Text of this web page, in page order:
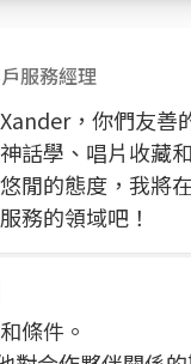
服務經理
，你們友
話學、唱片收藏
閒的態度，我將
務的領域吧！
條件。